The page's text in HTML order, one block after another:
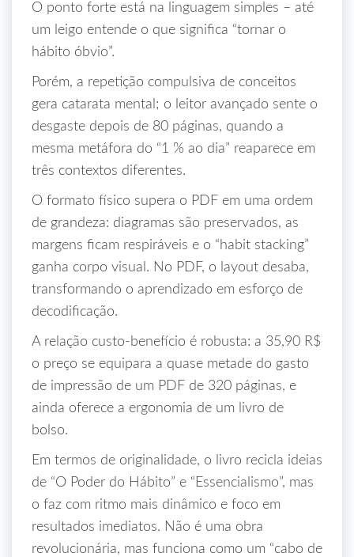
O ponto forte está na linguagem simples – até
um leigo entende o que significa “tornar o
hábito óbvio”.
Porém, a repetição compulsiva de conceitos
gera catarata mental; o leitor avançado sente o
desgaste depois de 80 páginas, quando a
mesma metáfora do “1 % ao dia” reaparece em
três contextos diferentes.
O formato físico supera o PDF em uma ordem
de grandeza: diagramas são preservados, as
margens ficam respiráveis e o “habit stacking”
ganha corpo visual. No PDF, o layout desaba,
transformando o aprendizado em esforço de
decodificação.
A relação custo‑benefício é robusta: a 35,90 R$
o preço se equipara a quase metade do gasto
de impressão de um PDF de 320 páginas, e
ainda oferece a ergonomia de um livro de
bolso.
Em termos de originalidade, o livro recicla ideias
de “O Poder do Hábito” e “Essencialismo”, mas
o faz com ritmo mais dinâmico e foco em
resultados imediatos. Não é uma obra
revolucionária, mas funciona como um “cabo de